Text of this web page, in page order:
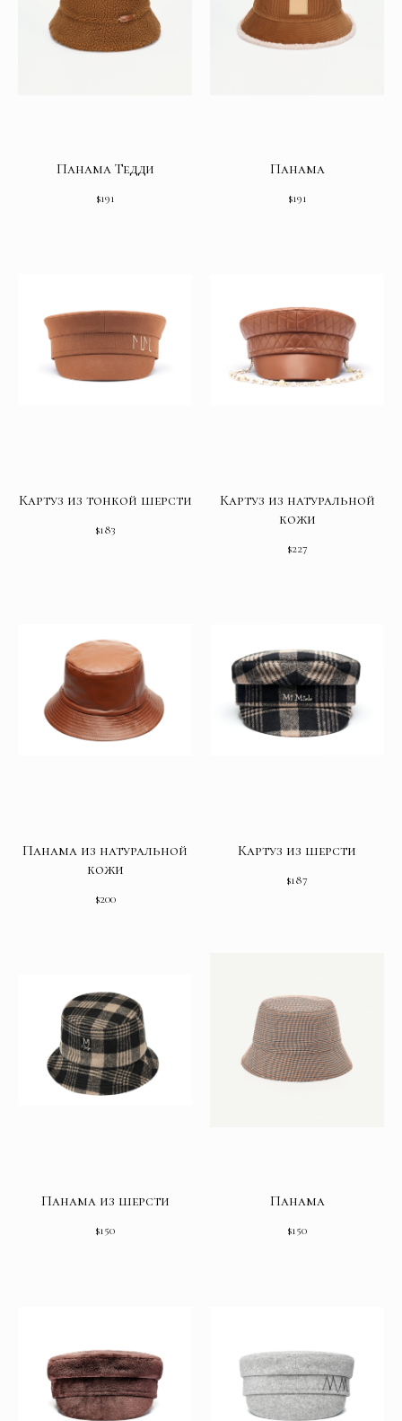
Панама Тедди
$191
Панама
$191
Картуз из тонкой шерсти
$183
Картуз из натуральной
кожи
$227
Панама из натуральной
кожи
$200
Картуз из шерсти
$187
Панама из шерсти
$150
Панама
$150